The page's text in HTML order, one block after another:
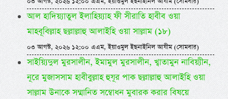
আল হাদিয়্যাতুল ইলাহিয়্যাহ ফী সীরাতি হাবীব ওয়া
মাহবূবিল্লাহ ছল্লাল্লাহু আলাইহি ওয়া সাল্লাম (১৮)
০৩ আগস্ট, ২০২৬ ১২:০০ এএম, ইয়াওমুল ইছনাইনিল আযীম (সোমবার)
সাইয়্যিদুল মুরসালীন, ইমামুল মুরসালীন, খ্বাতামুন নাবিয়্যীন,
নূরে মুজাসসাম হাবীবুল্লাহ হুযূর পাক ছল্লাল্লাহু আলাইহি ওয়া
সাল্লাম উনাকে সম্মানিত সম্বোধন মুবারক করার বিষয়ে